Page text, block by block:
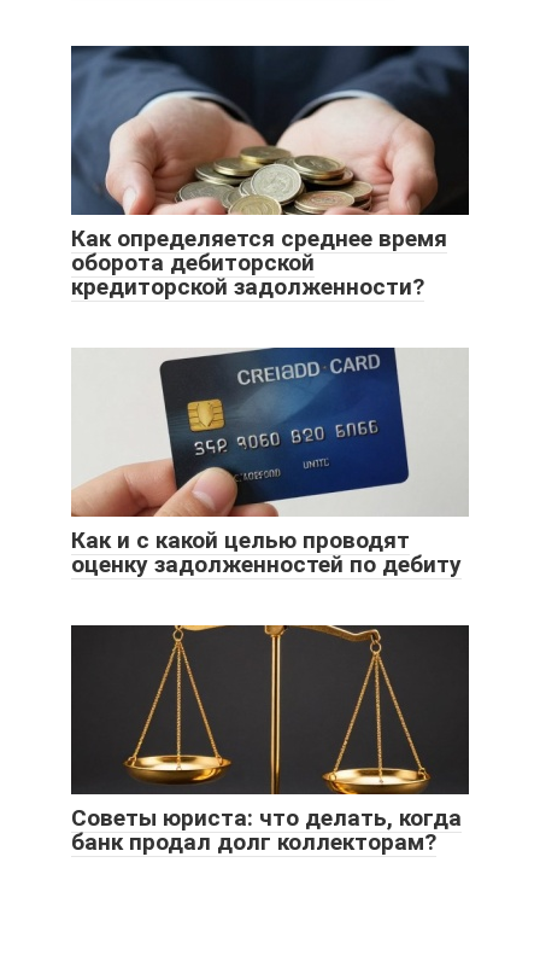
Как определяется среднее время
оборота дебиторской
кредиторской задолженности?
Как и с какой целью проводят
оценку задолженностей по дебиту
Советы юриста: что делать, когда
банк продал долг коллекторам?